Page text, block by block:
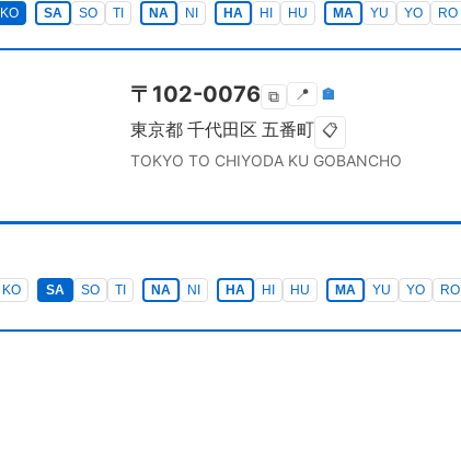
KO SA SO TI NA NI HA HI HU MA YU YO RO
〒 102-0076 ⧉ 📍 🏣
東京都 千代田区 五番町 📋
TOKYO TO CHIYODA KU GOBANCHO
KO SA SO TI NA NI HA HI HU MA YU YO RO